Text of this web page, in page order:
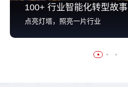
100+ 行业智能化转型故事
点亮灯塔，照亮一片行业